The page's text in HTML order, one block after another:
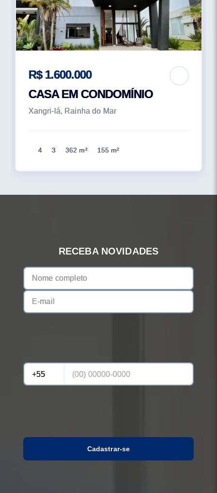
R$ 1.600.000
CASA EM CONDOMÍNIO
Xangri-lá, Rainha do Mar
4 3 362 m² 155 m²
RECEBA NOVIDADES
Cadastrar-se